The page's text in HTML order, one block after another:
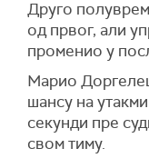
Друго
од првог, али
променио у
Марио
шансу на
секунди пре
свом тиму.